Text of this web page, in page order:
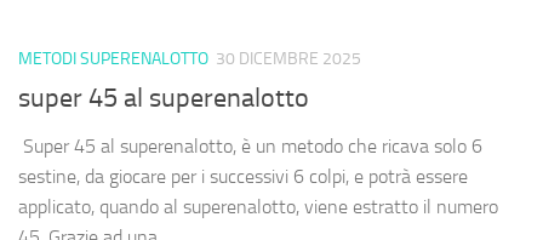
METODI SUPERENALOTTO 30 DICEMBRE 2025
super 45 al superenalotto
Super 45 al superenalotto, è un metodo che ricava solo 6
sestine, da giocare per i successivi 6 colpi, e potrà essere
applicato, quando al superenalotto, viene estratto il numero